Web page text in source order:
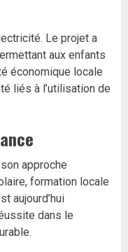
Le projet a
aux enfants
économique locale
liés à l’utilisation de
approche
formation locale
aujourd’hui
dans le